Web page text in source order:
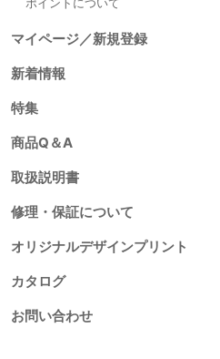
ポイントについて
マイページ／新規登録
新着情報
特集
商品Q＆A
取扱説明書
修理・保証について
オリジナルデザインプリント
カタログ
お問い合わせ